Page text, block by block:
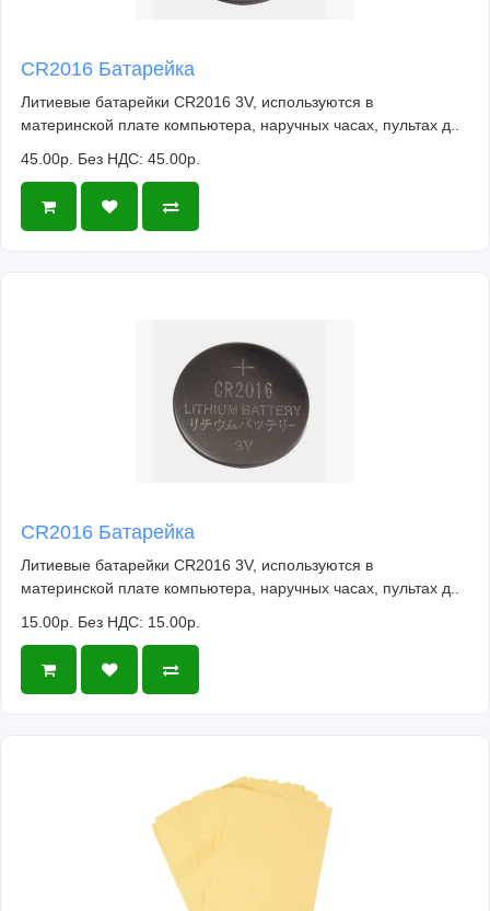
CR2016 Батарейка
Литиевые батарейки CR2016 3V, используются в
материнской плате компьютера, наручных часах, пультах д..
45.00р. Без НДС: 45.00р.
CR2016 Батарейка
Литиевые батарейки CR2016 3V, используются в
материнской плате компьютера, наручных часах, пультах д..
15.00р. Без НДС: 15.00р.